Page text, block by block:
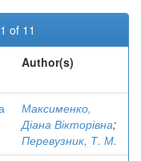
of 11
Author(s)
Максименко,
Діана Вікторівна;
Перевузник, Т. М.